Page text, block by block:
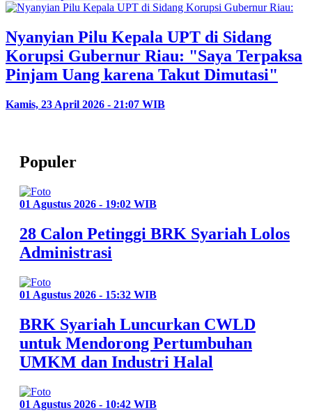
Nyanyian Pilu Kepala UPT di Sidang
Korupsi Gubernur Riau: "Saya Terpaksa
Pinjam Uang karena Takut Dimutasi"
Kamis, 23 April 2026 - 21:07 WIB
Populer
01 Agustus 2026 - 19:02 WIB
28 Calon Petinggi BRK Syariah Lolos
Administrasi
01 Agustus 2026 - 15:32 WIB
BRK Syariah Luncurkan CWLD
untuk Mendorong Pertumbuhan
UMKM dan Industri Halal
01 Agustus 2026 - 10:42 WIB